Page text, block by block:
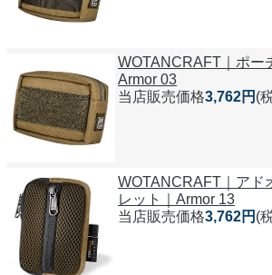
WOTANCRAFT｜ポー
Armor 03
当店販売価格3,762円 (
WOTANCRAFT｜アド
レット｜Armor 13
当店販売価格3,762円 (